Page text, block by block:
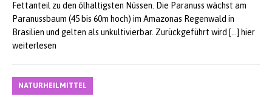
Fettanteil zu den ölhaltigsten Nüssen. Die Paranuss wächst am
Paranussbaum (45 bis 60m hoch) im Amazonas Regenwald in
Brasilien und gelten als unkultivierbar. Zurückgeführt wird […] hier
weiterlesen
NATURHEILMITTEL